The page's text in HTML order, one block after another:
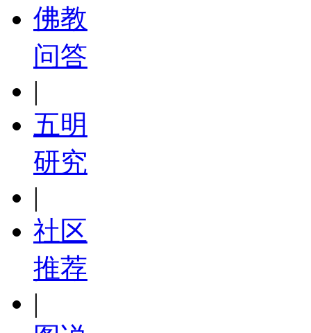
佛教
问答
|
五明
研究
|
社区
推荐
|